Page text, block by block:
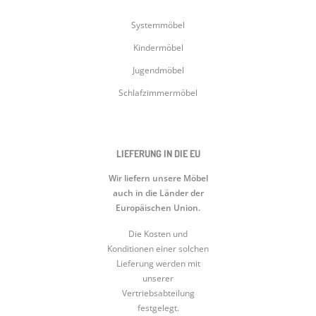
Systemmöbel
Kindermöbel
Jugendmöbel
Schlafzimmermöbel
LIEFERUNG IN DIE EU
Wir liefern unsere Möbel
auch in die Länder der
Europäischen Union.
Die Kosten und
Konditionen einer solchen
Lieferung werden mit
unserer
Vertriebsabteilung
festgelegt.